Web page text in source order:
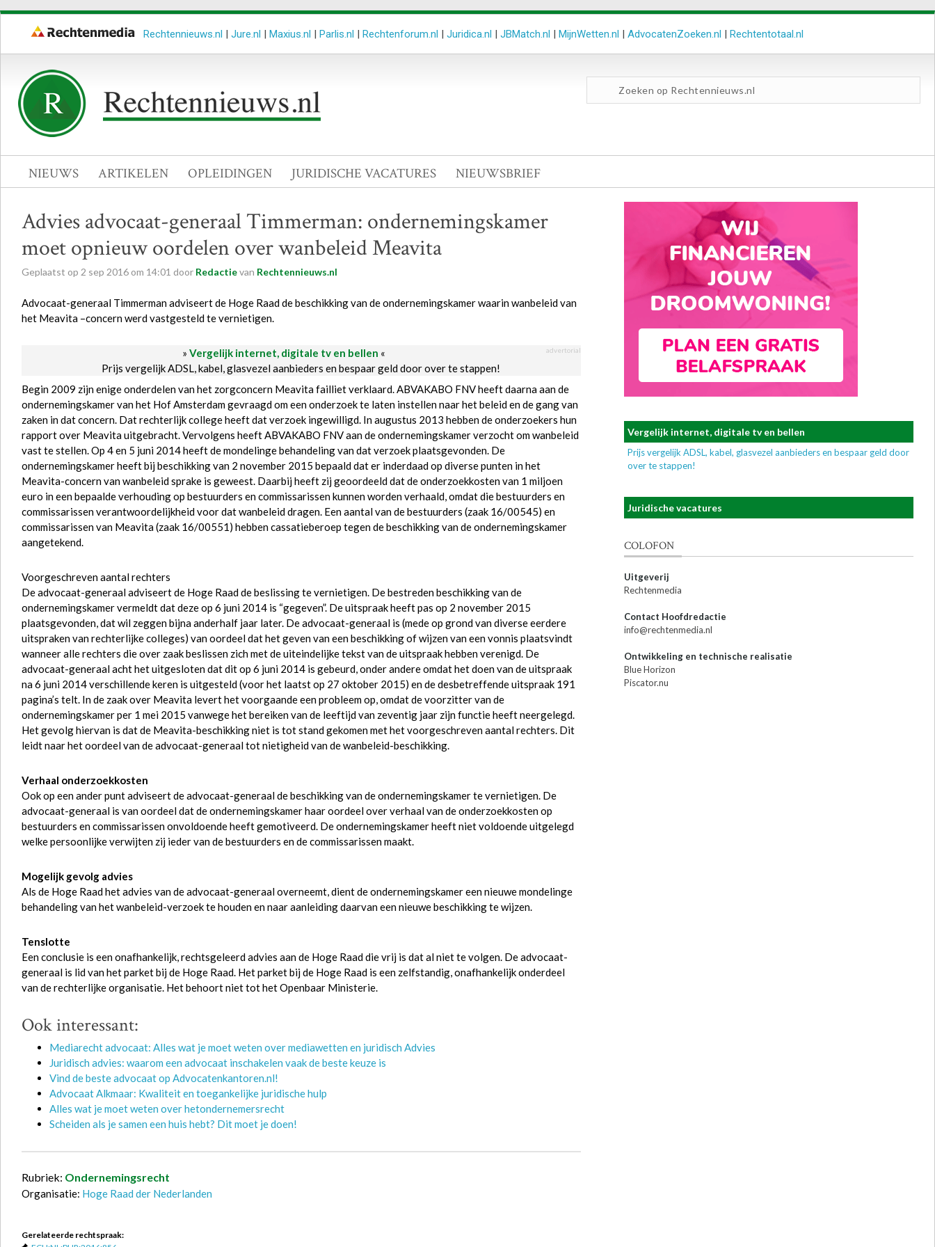
Rechtennieuws.nl | Jure.nl | Maxius.nl | Parlis.nl | Rechtenforum.nl | Juridica.nl | JBMatch.nl | MijnWetten.nl | AdvocatenZoeken.nl | Rechtentotaal.nl
NIEUWS ARTIKELEN OPLEIDINGEN JURIDISCHE VACATURES NIEUWSBRIEF
Advies advocaat-generaal Timmerman: ondernemingskamer
moet opnieuw oordelen over wanbeleid Meavita
Geplaatst op 2 sep 2016 om 14:01 door Redactievan Rechtennieuws.nl
Advocaat-generaal Timmerman adviseert de Hoge Raad de beschikking van de ondernemingskamer waarin wanbeleid van
het Meavita –concern werd vastgesteld te vernietigen.
» Vergelijk internet, digitale tv en bellen « advertorial
Prijs vergelijk ADSL, kabel, glasvezel aanbieders en bespaar geld door over te stappen!
Begin 2009 zijn enige onderdelen van het zorgconcern Meavita failliet verklaard. ABVAKABO FNV heeft daarna aan de
ondernemingskamer van het Hof Amsterdam gevraagd om een onderzoek te laten instellen naar het beleid en de gang van
zaken in dat concern. Dat rechterlijk college heeft dat verzoek ingewilligd. In augustus 2013 hebben de onderzoekers hun
rapport over Meavita uitgebracht. Vervolgens heeft ABVAKABO FNV aan de ondernemingskamer verzocht om wanbeleid
vast te stellen. Op 4 en 5 juni 2014 heeft de mondelinge behandeling van dat verzoek plaatsgevonden. De
ondernemingskamer heeft bij beschikking van 2 november 2015 bepaald dat er inderdaad op diverse punten in het
Meavita-concern van wanbeleid sprake is geweest. Daarbij heeft zij geoordeeld dat de onderzoekkosten van 1 miljoen
euro in een bepaalde verhouding op bestuurders en commissarissen kunnen worden verhaald, omdat die bestuurders en
commissarissen verantwoordelijkheid voor dat wanbeleid dragen. Een aantal van de bestuurders (zaak 16/00545) en
commissarissen van Meavita (zaak 16/00551) hebben cassatieberoep tegen de beschikking van de ondernemingskamer
aangetekend.
Voorgeschreven aantal rechters
De advocaat-generaal adviseert de Hoge Raad de beslissing te vernietigen. De bestreden beschikking van de
ondernemingskamer vermeldt dat deze op 6 juni 2014 is “gegeven”. De uitspraak heeft pas op 2 november 2015
plaatsgevonden, dat wil zeggen bijna anderhalf jaar later. De advocaat-generaal is (mede op grond van diverse eerdere
uitspraken van rechterlijke colleges) van oordeel dat het geven van een beschikking of wijzen van een vonnis plaatsvindt
wanneer alle rechters die over zaak beslissen zich met de uiteindelijke tekst van de uitspraak hebben verenigd. De
advocaat-generaal acht het uitgesloten dat dit op 6 juni 2014 is gebeurd, onder andere omdat het doen van de uitspraak
na 6 juni 2014 verschillende keren is uitgesteld (voor het laatst op 27 oktober 2015) en de desbetreffende uitspraak 191
pagina’s telt. In de zaak over Meavita levert het voorgaande een probleem op, omdat de voorzitter van de
ondernemingskamer per 1 mei 2015 vanwege het bereiken van de leeftijd van zeventig jaar zijn functie heeft neergelegd.
Het gevolg hiervan is dat de Meavita-beschikking niet is tot stand gekomen met het voorgeschreven aantal rechters. Dit
leidt naar het oordeel van de advocaat-generaal tot nietigheid van de wanbeleid-beschikking.
Verhaal onderzoekkosten
Ook op een ander punt adviseert de advocaat-generaal de beschikking van de ondernemingskamer te vernietigen. De
advocaat-generaal is van oordeel dat de ondernemingskamer haar oordeel over verhaal van de onderzoekkosten op
bestuurders en commissarissen onvoldoende heeft gemotiveerd. De ondernemingskamer heeft niet voldoende uitgelegd
welke persoonlijke verwijten zij ieder van de bestuurders en de commissarissen maakt.
Mogelijk gevolg advies
Als de Hoge Raad het advies van de advocaat-generaal overneemt, dient de ondernemingskamer een nieuwe mondelinge
behandeling van het wanbeleid-verzoek te houden en naar aanleiding daarvan een nieuwe beschikking te wijzen.
Tenslotte
Een conclusie is een onafhankelijk, rechtsgeleerd advies aan de Hoge Raad die vrij is dat al niet te volgen. De advocaat-
generaal is lid van het parket bij de Hoge Raad. Het parket bij de Hoge Raad is een zelfstandig, onafhankelijk onderdeel
van de rechterlijke organisatie. Het behoort niet tot het Openbaar Ministerie.
Ook interessant:
Mediarecht advocaat: Alles wat je moet weten over mediawetten en juridisch Advies
Juridisch advies: waarom een advocaat inschakelen vaak de beste keuze is
Vind de beste advocaat op Advocatenkantoren.nl!
Advocaat Alkmaar: Kwaliteit en toegankelijke juridische hulp
Alles wat je moet weten over hetondernemersrecht
Scheiden als je samen een huis hebt? Dit moet je doen!
Rubriek: Ondernemingsrecht
Organisatie: Hoge Raad der Nederlanden
Gerelateerde rechtspraak:
Vergelijk internet, digitale tv en bellen
Prijs vergelijk ADSL, kabel, glasvezel aanbieders en bespaar geld door
over te stappen!
Juridische vacatures
COLOFON
Uitgeverij
Rechtenmedia
Contact Hoofdredactie
info@rechtenmedia.nl
Ontwikkeling en technische realisatie
Blue Horizon
Piscator.nu